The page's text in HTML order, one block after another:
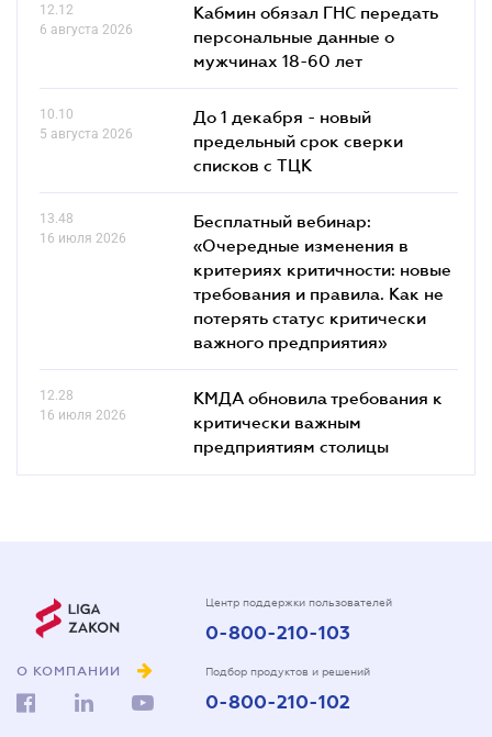
12.12
6 августа 2026
Кабмин обязал ГНС передать
персональные данные о
мужчинах 18-60 лет
10.10
5 августа 2026
До 1 декабря - новый
предельный срок сверки
списков c ТЦК
13.48
16 июля 2026
Бесплатный вебинар:
«Очередные изменения в
критериях критичности: новые
требования и правила. Как не
потерять статус критически
важного предприятия»
12.28
16 июля 2026
КМДА обновила требования к
критически важным
предприятиям столицы
О КОМПАНИИ
Центр поддержки пользователей
0-800-210-103
Подбор продуктов и решений
0-800-210-102